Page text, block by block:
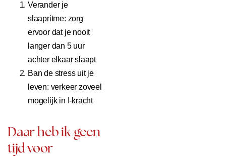
Verander je
slaapritme: zorg
ervoor dat je nooit
langer dan 5 uur
achter elkaar slaapt
Ban de stress uit je
leven: verkeer zoveel
mogelijk in I-kracht
Daar heb ik geen
tijd voor